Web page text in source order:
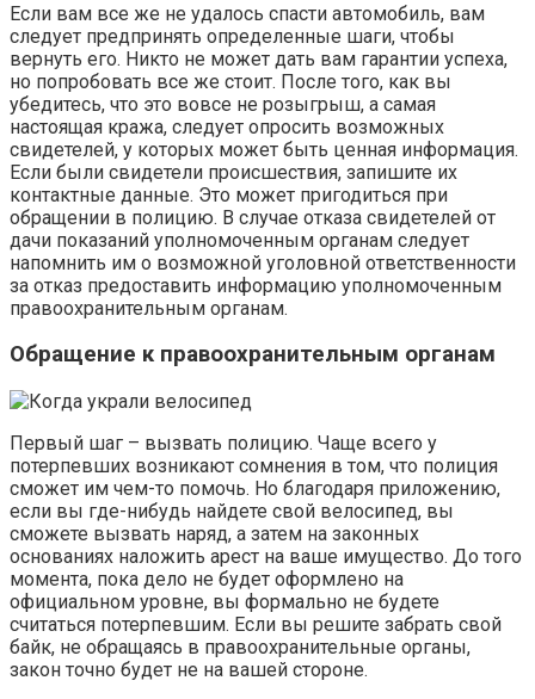
Если вам все же не удалось спасти автомобиль, вам
следует предпринять определенные шаги, чтобы
вернуть его. Никто не может дать вам гарантии успеха,
но попробовать все же стоит. После того, как вы
убедитесь, что это вовсе не розыгрыш, а самая
настоящая кража, следует опросить возможных
свидетелей, у которых может быть ценная информация.
Если были свидетели происшествия, запишите их
контактные данные. Это может пригодиться при
обращении в полицию. В случае отказа свидетелей от
дачи показаний уполномоченным органам следует
напомнить им о возможной уголовной ответственности
за отказ предоставить информацию уполномоченным
правоохранительным органам.
Обращение к правоохранительным органам
Первый шаг – вызвать полицию. Чаще всего у
потерпевших возникают сомнения в том, что полиция
сможет им чем-то помочь. Но благодаря приложению,
если вы где-нибудь найдете свой велосипед, вы
сможете вызвать наряд, а затем на законных
основаниях наложить арест на ваше имущество. До того
момента, пока дело не будет оформлено на
официальном уровне, вы формально не будете
считаться потерпевшим. Если вы решите забрать свой
байк, не обращаясь в правоохранительные органы,
закон точно будет не на вашей стороне.